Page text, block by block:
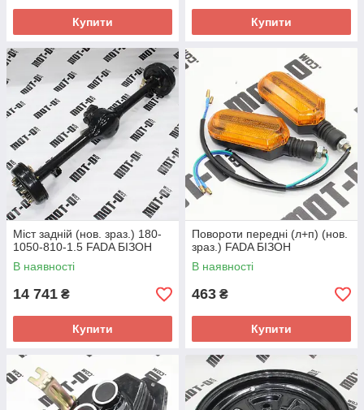
Купити Купити
Міст задній (нов. зраз.) 180-
1050-810-1.5 FADA БІЗОН
В наявності
14 741 ₴
Купити
Повороти передні (л+п) (нов.
зраз.) FADA БІЗОН
В наявності
463 ₴
Купити